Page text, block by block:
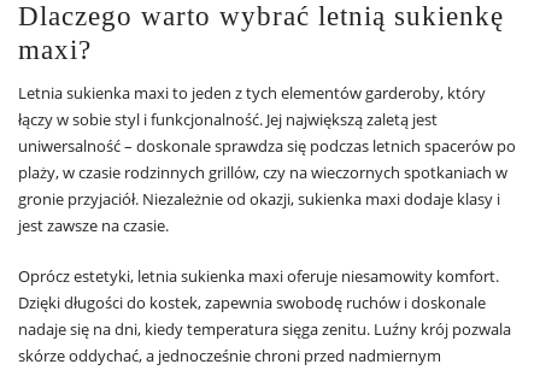
Dlaczego warto wybrać letnią sukienkę
maxi?
Letnia sukienka maxi to jeden z tych elementów garderoby, który
łączy w sobie styl i funkcjonalność. Jej największą zaletą jest
uniwersalność – doskonale sprawdza się podczas letnich spacerów po
plaży, w czasie rodzinnych grillów, czy na wieczornych spotkaniach w
gronie przyjaciół. Niezależnie od okazji, sukienka maxi dodaje klasy i
jest zawsze na czasie.
Oprócz estetyki, letnia sukienka maxi oferuje niesamowity komfort.
Dzięki długości do kostek, zapewnia swobodę ruchów i doskonale
nadaje się na dni, kiedy temperatura sięga zenitu. Luźny krój pozwala
skórze oddychać, a jednocześnie chroni przed nadmiernym